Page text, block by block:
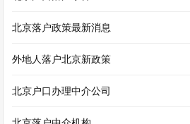
北京落户政策最新消息
外地人落户北京新政策
北京户口办理中介公司